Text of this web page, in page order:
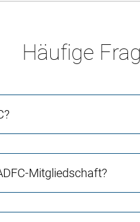
Häufige
Mitgliedschaft?